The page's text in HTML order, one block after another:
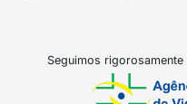
Seguimos